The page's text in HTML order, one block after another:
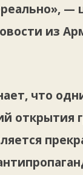
—
из
что
открытия